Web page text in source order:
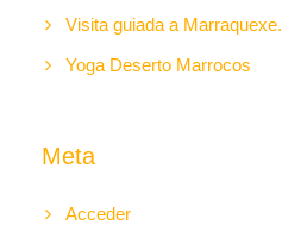
Visita guiada a Marraquexe.
Yoga Deserto Marrocos
Meta
Acceder